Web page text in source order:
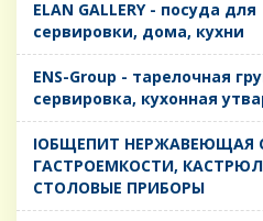
ELAN GALLERY - посуда для
сервировки, дома, кухни
ENS-Group - тарелочная
сервировка, кухонная
IОБЩЕПИТ НЕРЖАВЕЮЩАЯ
ГАСТРОЕМКОСТИ,
СТОЛОВЫЕ ПРИБОРЫ